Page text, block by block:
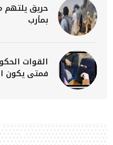
حريق يلتهم
بمأرب
القوات
فمتى يكون